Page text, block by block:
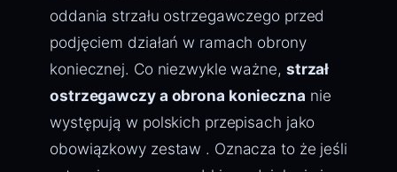
oddania strzału ostrzegawczego przed
podjęciem działań w ramach obrony
koniecznej. Co niezwykle ważne, strzał
ostrzegawczy a obrona konieczna nie
występują w polskich przepisach jako
obowiązkowy zestaw . Oznacza to że jeśli